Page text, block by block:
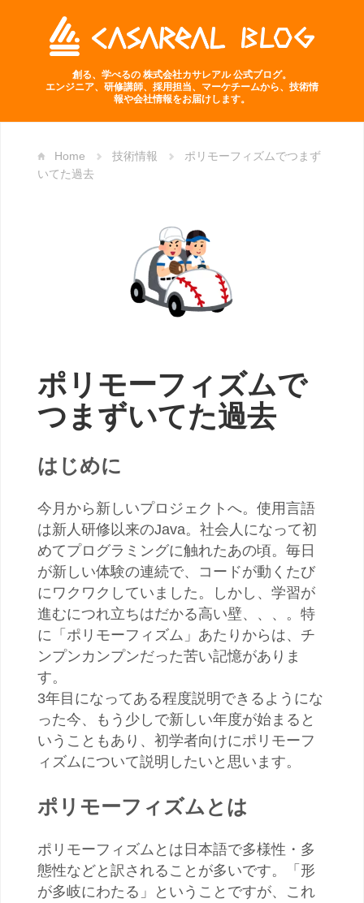
創る、学べるの 株式会社カサレアル 公式ブログ。
エンジニア、研修講師、採用担当、マーケチームから、技術情
報や会社情報をお届けします。
Home 技術情報
ポリモーフィズムでつまず
いてた過去
ポリモーフィズムで
つまずいてた過去
はじめに
今月から新しいプロジェクトへ。使用言語
は新人研修以来のJava。社会人になって初
めてプログラミングに触れたあの頃。毎日
が新しい体験の連続で、コードが動くたび
にワクワクしていました。しかし、学習が
進むにつれ立ちはだかる高い壁、、、。特
に「ポリモーフィズム」あたりからは、チ
ンプンカンプンだった苦い記憶がありま
す。
3年目になってある程度説明できるようにな
った今、もう少しで新しい年度が始まると
いうこともあり、初学者向けにポリモーフ
ィズムについて説明したいと思います。
ポリモーフィズムとは
ポリモーフィズムとは日本語で多様性・多
態性などと訳されることが多いです。「形
が多岐にわたる」ということですが、これ